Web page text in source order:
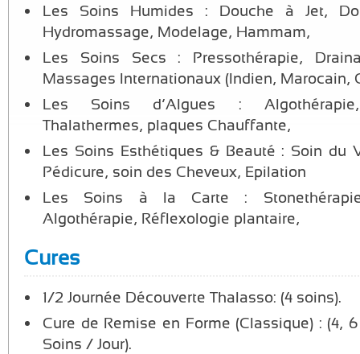
Les Soins Humides : Douche à Jet,
Hydromassage, Modelage, Hammam,…
Les Soins Secs : Pressothérapie,
Massages Internationaux (Indien, Marocain,
Les Soins d’Algues : Algothérapie,
Thalathermes, plaques Chauffante,…
Les Soins Esthétiques & Beauté : Soin du
Pédicure, soin des Cheveux, Epilation…
Les Soins à la Carte :
Algothérapie, Réflexologie plantaire,…
Cures
1/2 Journée Découverte Thalasso: (4 soins).
Cure de Remise en Forme (Classique) : (4,
Soins / Jour).